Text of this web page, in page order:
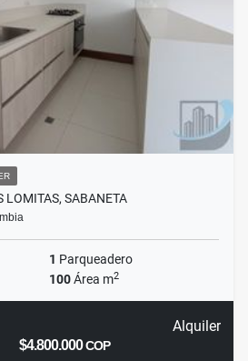
LOMITAS, SABANETA
1 Parqueadero
100Área m2
Alquiler
$4.800.000COP